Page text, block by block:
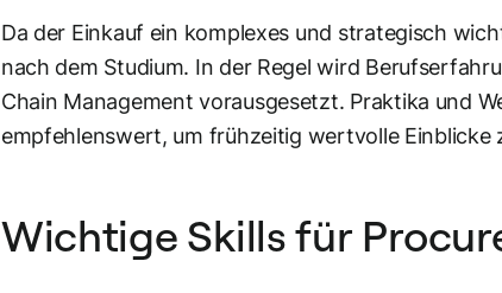
Da der Einkauf ein komplexes und strategisch
nach dem Studium. In der Regel wird
Chain Management vorausgesetzt. Praktika und
empfehlenswert, um frühzeitig wertvolle Einblicke
Wichtige Skills für